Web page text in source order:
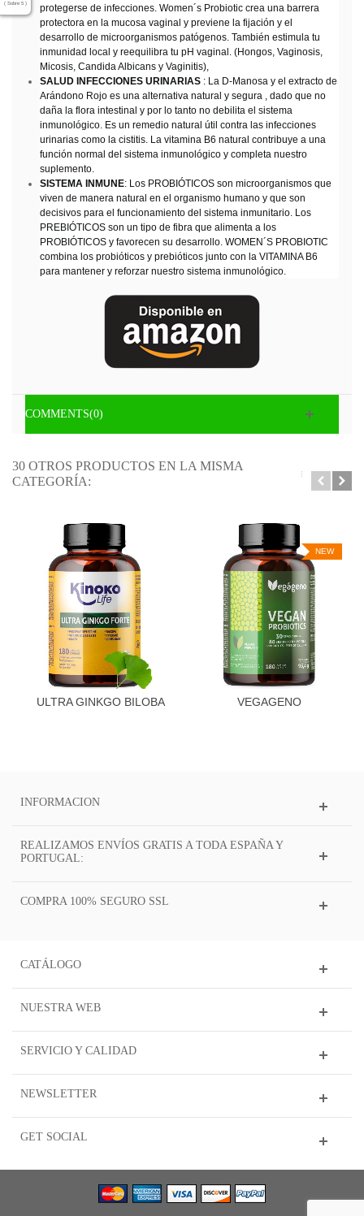
( Sobre 5 )
protegerse de infecciones. Women´s Probiotic crea una barrera
protectora en la mucosa vaginal y previene la fijación y el
desarrollo de microorganismos patógenos. También estimula tu
inmunidad local y reequilibra tu pH vaginal. (Hongos, Vaginosis,
Micosis, Candida Albicans y Vaginitis),
SALUD INFECCIONES URINARIAS: La D-Manosa y el extracto de
Arándono Rojo es una alternativa natural y segura , dado que no
daña la flora intestinal y por lo tanto no debilita el sistema
inmunológico. Es un remedio natural útil contra las infecciones
urinarias como la cistitis. La vitamina B6 natural contribuye a una
función normal del sistema inmunológico y completa nuestro
suplemento.
SISTEMA INMUNE: Los PROBIÓTICOS son microorganismos que
viven de manera natural en el organismo humano y que son
decisivos para el funcionamiento del sistema inmunitario. Los
PREBIÓTICOS son un tipo de fibra que alimenta a los
PROBIÓTICOS y favorecen su desarrollo. WOMEN´S PROBIOTIC
combina los probióticos y prebióticos junto con la VITAMINA B6
para mantener y reforzar nuestro sistema inmunológico.
COMMENTS(0)
30 OTROS PRODUCTOS EN LA MISMA
CATEGORÍA:
ULTRA GINKGO BILOBA
NEW
VEGAGENO
INFORMACION
REALIZAMOS ENVÍOS GRATIS A TODA ESPAÑA Y
PORTUGAL:
COMPRA 100% SEGURO SSL
CATÁLOGO
NUESTRA WEB
SERVICIO Y CALIDAD
NEWSLETTER
GET SOCIAL